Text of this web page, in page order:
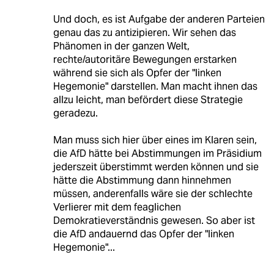
Und doch, es ist Aufgabe der anderen Parteien
genau das zu antizipieren. Wir sehen das
Phänomen in der ganzen Welt,
rechte/autoritäre Bewegungen erstarken
während sie sich als Opfer der "linken
Hegemonie" darstellen. Man macht ihnen das
allzu leicht, man befördert diese Strategie
geradezu.
Man muss sich hier über eines im Klaren sein,
die AfD hätte bei Abstimmungen im Präsidium
jederszeit überstimmt werden können und sie
hätte die Abstimmung dann hinnehmen
müssen, anderenfalls wäre sie der schlechte
Verlierer mit dem feaglichen
Demokratieverständnis gewesen. So aber ist
die AfD andauernd das Opfer der "linken
Hegemonie"...